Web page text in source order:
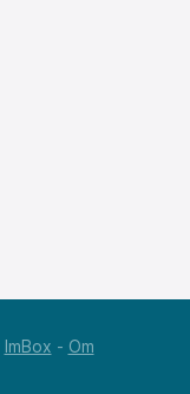
ImBox - Om